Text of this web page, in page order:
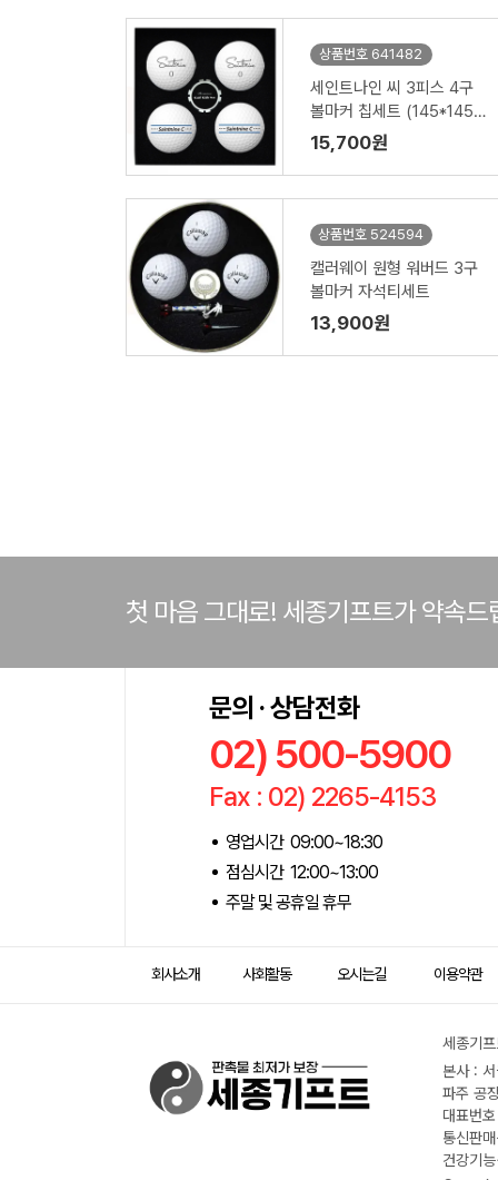
상품번호 641482
세인트나인 씨 3피스 4구
볼마커 칩세트 (145*145*
45mm)
15,700원
상품번호 524594
캘러웨이 원형 워버드 3구
볼마커 자석티세트
13,900원
첫 마음 그대로! 세종기프트가 약속드
문의 · 상담전화
02) 500-5900
Fax : 02) 2265-4153
영업시간 09:00~18:30
점심시간 12:00~13:00
주말 및 공휴일 휴무
회사소개 사회활동 오시는길 이용약관
세종기
본사 :
파주 공
대표번
통신판
건강기